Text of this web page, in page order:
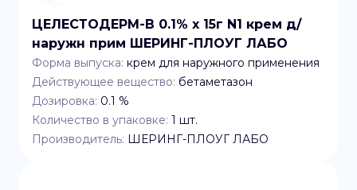
ЦЕЛЕСТОДЕРМ-В 0.1% x 15г N1 крем д/
наружн прим ШЕРИНГ-ПЛОУГ ЛАБО
Форма выпуска: крем для наружного применения
Действующее вещество: бетаметазон
Дозировка: 0.1 %
Количество в упаковке: 1 шт.
Производитель: ШЕРИНГ-ПЛОУГ ЛАБО